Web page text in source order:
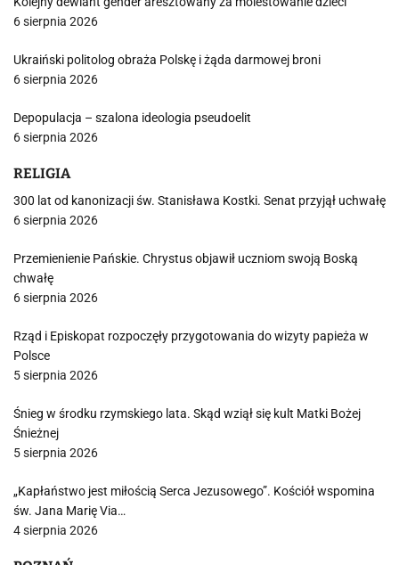
6 sierpnia 2026
Ukraiński politolog obraża Polskę i żąda darmowej broni
6 sierpnia 2026
Depopulacja – szalona ideologia pseudoelit
6 sierpnia 2026
RELIGIA
300 lat od kanonizacji św. Stanisława Kostki. Senat przyjął uchwałę
6 sierpnia 2026
Przemienienie Pańskie. Chrystus objawił uczniom swoją Boską
chwałę
6 sierpnia 2026
Rząd i Episkopat rozpoczęły przygotowania do wizyty papieża w
Polsce
5 sierpnia 2026
Śnieg w środku rzymskiego lata. Skąd wziął się kult Matki Bożej
Śnieżnej
5 sierpnia 2026
„Kapłaństwo jest miłością Serca Jezusowego”. Kościół wspomina
św. Jana Marię Via…
4 sierpnia 2026